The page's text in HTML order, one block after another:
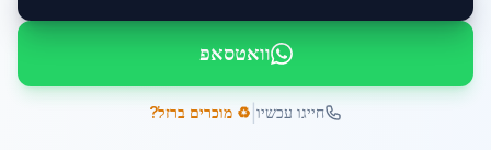
וואטסאפ
חייגו עכשיו ♻️ מוכרים ברזל?